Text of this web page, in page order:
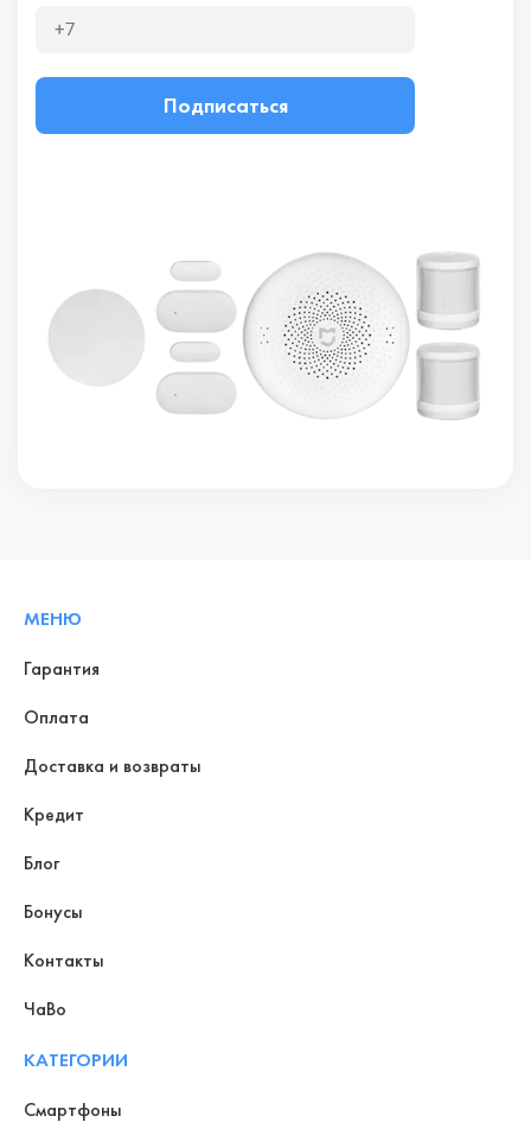
Подписаться
МЕНЮ
Гарантия
Оплата
Доставка и возвраты
Кредит
Блог
Бонусы
Контакты
ЧаВо
КАТЕГОРИИ
Смартфоны